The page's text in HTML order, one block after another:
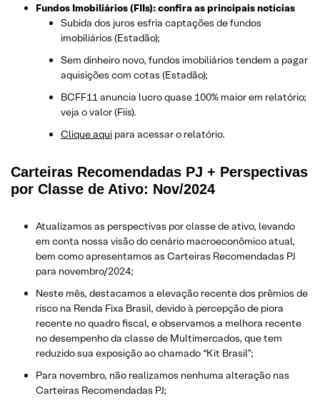
Fundos Imobiliários (FIIs): confira as principais notícias
Subida dos juros esfria captações de fundos
imobiliários (Estadão);
Sem dinheiro novo, fundos imobiliários tendem a pagar
aquisições com cotas (Estadão);
BCFF11 anuncia lucro quase 100% maior em relatório;
veja o valor (Fiis).
Clique aqui para acessar o relatório.
Carteiras Recomendadas PJ + Perspectivas
por Classe de Ativo: Nov/2024
Atualizamos as perspectivas por classe de ativo, levando
em conta nossa visão do cenário macroeconômico atual,
bem como apresentamos as Carteiras Recomendadas PJ
para novembro/2024;
Neste mês, destacamos a elevação recente dos prêmios de
risco na Renda Fixa Brasil, devido à percepção de piora
recente no quadro fiscal, e observamos a melhora recente
no desempenho da classe de Multimercados, que tem
reduzido sua exposição ao chamado “Kit Brasil”;
Para novembro, não realizamos nenhuma alteração nas
Carteiras Recomendadas PJ;